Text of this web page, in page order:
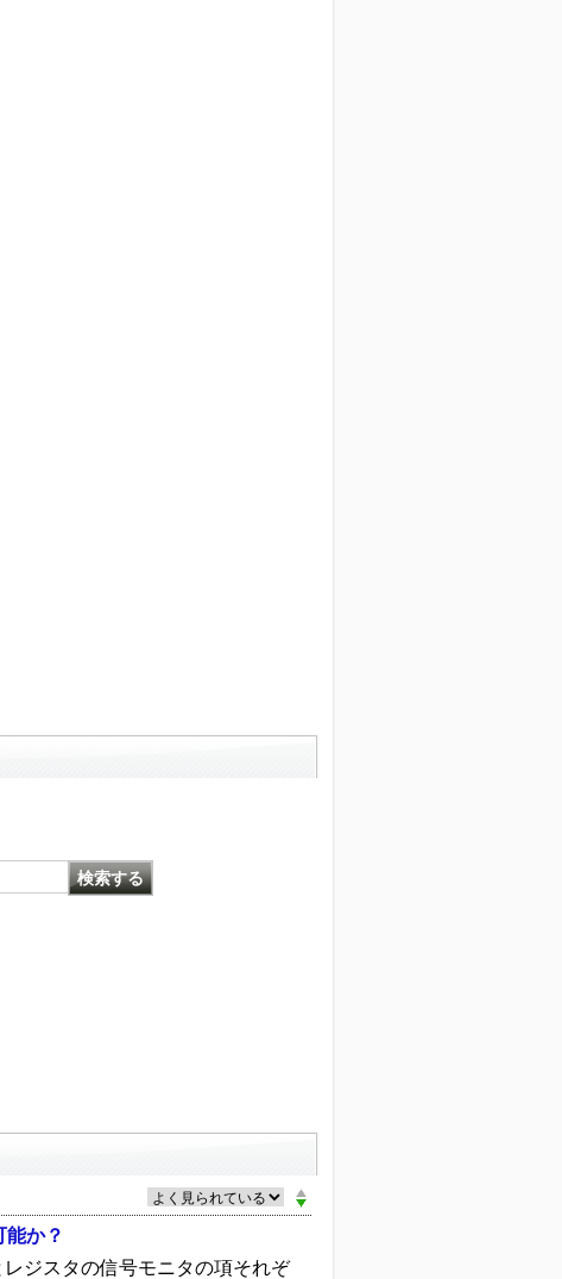
か？
ジスタの信号モニタの項それぞ